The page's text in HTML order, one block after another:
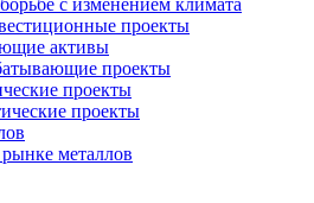
с изменением климата
проекты
активы
проекты
проекты
проекты
металлов